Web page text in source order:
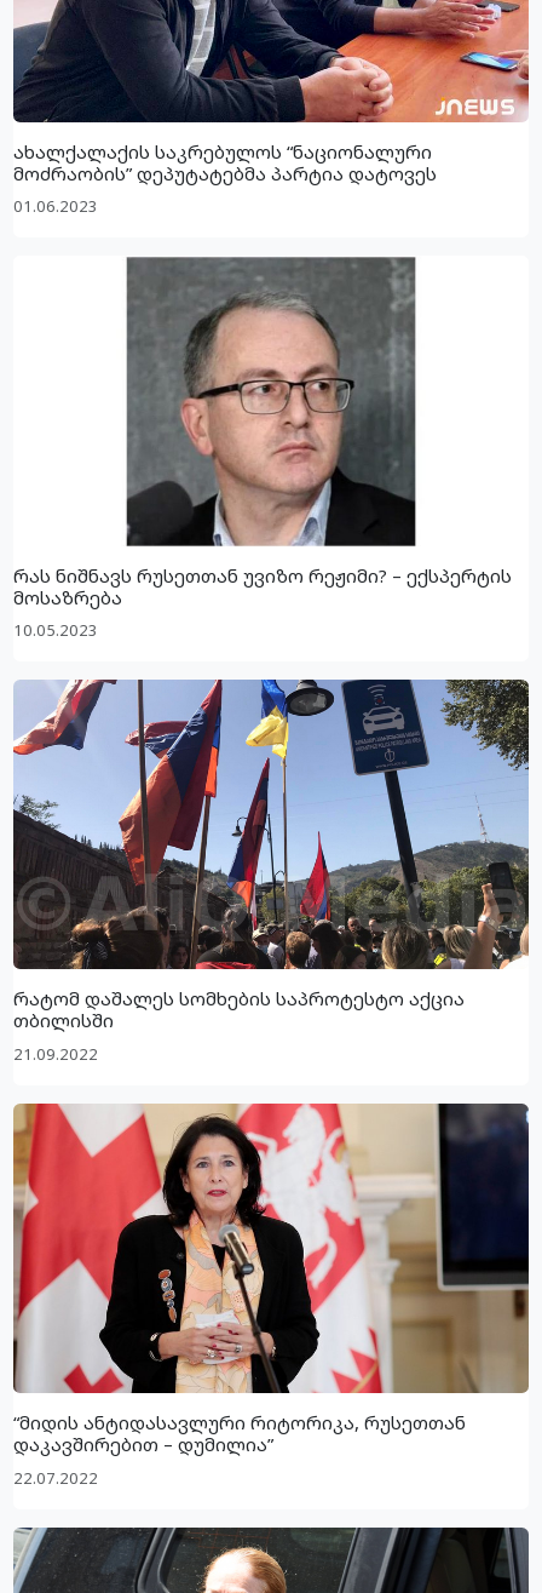
ახალქალაქის საკრებულოს “ნაციონალური
მოძრაობის” დეპუტატებმა პარტია დატოვეს
01.06.2023
რას ნიშნავს რუსეთთან უვიზო რეჟიმი? – ექსპერტის
მოსაზრება
10.05.2023
რატომ დაშალეს სომხების საპროტესტო აქცია
თბილისში
21.09.2022
“მიდის ანტიდასავლური რიტორიკა, რუსეთთან
დაკავშირებით – დუმილია”
22.07.2022